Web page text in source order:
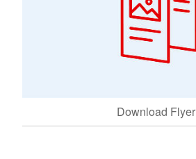
Download Flyer